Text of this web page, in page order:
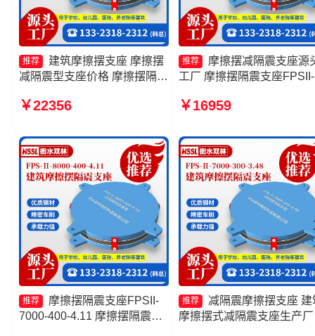
推荐
建筑摩擦摆支座 摩擦摆
减隔震型支座价格 摩擦摆隔震
家 10000KN摩擦摆隔震支座
￥22356
推荐
摩擦摆减隔震支座源
工厂 摩擦摆隔震支座FPSII-
震支座FPSII-5000-300-
FPSII-7000-400-4.11厂家
￥16959
推荐
摩擦摆隔震支座FPSII-
7000-400-4.11 摩擦摆隔震支
推荐
减隔震摩擦摆支座 建
摩擦摆式减隔震支座生产